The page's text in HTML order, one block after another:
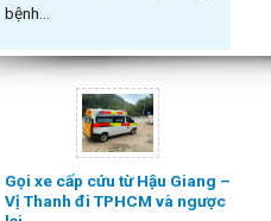
bệnh...
Gọi xe cấp cứu từ Hậu Giang –
Vị Thanh đi TPHCM và ngược